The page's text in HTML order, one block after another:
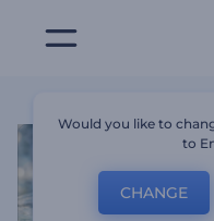
Would you like to
to
CHANGE